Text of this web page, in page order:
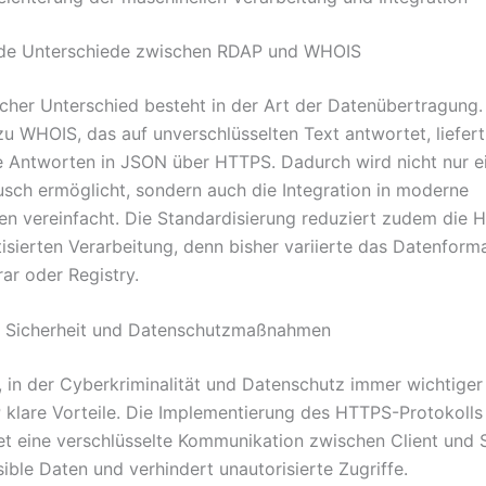
Unterschiede zwischen RDAP und WHOIS
Unterschied besteht in der Art der Datenübertragung.
WHOIS, das auf unverschlüsselten Text antwortet, liefert
in JSON über HTTPS. Dadurch wird nicht nur
ermöglicht, sondern auch die Integration in moderne
vereinfacht. Die Standardisierung reduziert zudem die
Verarbeitung, denn bisher variierte das
oder Registry.
und Datenschutzmaßnahmen
in der Cyberkriminalität und Datenschutz immer
klare Vorteile. Die Implementierung des HTTPS-Protokolls
eine verschlüsselte Kommunikation zwischen Client und
Daten und verhindert unautorisierte Zugriffe.